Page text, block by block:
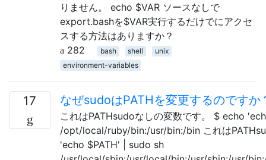
りません。 echo $VAR ソースなしで
export.bashを$VAR実行するだけでにアクセ
スする方法はありますか？
282
bash shell
unix
environment-variables
17 なぜsudoはPATHを変更するのですか
これはPATHsudoなしの変数です。 $ echo
/opt/local/ruby/bin:/usr/bin:/bin これは
'echo $PATH' | sudo sh